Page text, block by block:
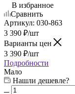
В избранное
Сравнить
Артикул: 030-863
3 390 ₽/шт
Варианты цен
3 390 ₽/шт
Подробности
Мало
Нашли дешевле?